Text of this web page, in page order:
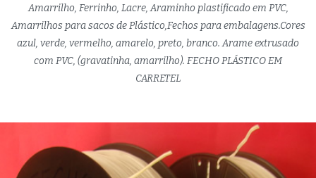
Amarrilho, Ferrinho, Lacre, Araminho plastificado em PVC,
Amarrilhos para sacos de Plástico,Fechos para embalagens.Cores
azul, verde, vermelho, amarelo, preto, branco. Arame extrusado
com PVC, (gravatinha, amarrilho). FECHO PLÁSTICO EM
CARRETEL